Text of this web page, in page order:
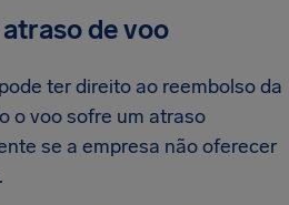
de voo
ter direito ao reembolso da
o voo sofre um atraso
se a empresa não oferecer